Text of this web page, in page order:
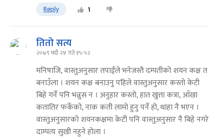
Reply 1
तितो सत्य
२०७९ भदौ २४ गते १५:५२
मनिषाजि, वास्तुअनुसार तपाईंले भनेजस्तै दम्पतीको शयन कक्ष त
बनाउँला । शयन कक्ष बनाउनु पहिले वास्तुअनुसार कस्तो केटी
बिहे गर्ने पनि भन्नुस न । अनुहार कस्तो, हात खुत्ता कत्रा, आँखा
कतातिर फर्केको, नाक कती लामो हुनु पर्ने हो, थाहा नै भएन ।
वास्तुअनुसारको शयनकक्षमा केटी पनि वास्तुअनुसार नै बिहे नगरे
दाम्पत्य सुखी नहुने होला ।